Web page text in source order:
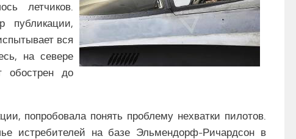
летчиков.
публикации,
вся
на севере
обострен до
попробовала понять проблему нехватки пилотов.
истребителей на базе Эльмендорф-Ричардсон в